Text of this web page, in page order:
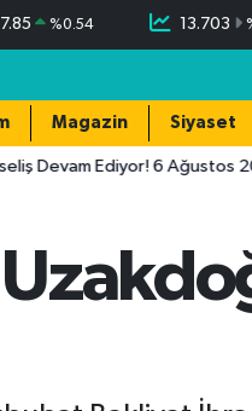
%0.54 13.703
Magazin Siyaset
Devam Ediyor! 6 Ağustos 2026